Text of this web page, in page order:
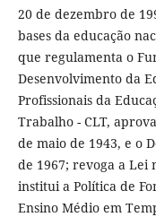
20 de dezembro de
bases da educação
que regulamenta o
Desenvolvimento da
Profissionais da
Trabalho - CLT,
de maio de 1943, e o
de 1967; revoga a Lei
institui a Política de
Ensino Médio em